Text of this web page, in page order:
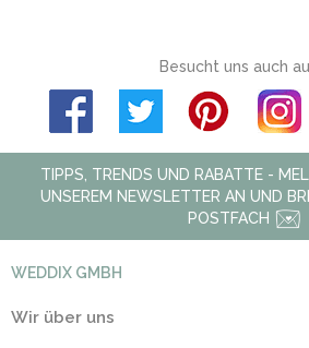
Besucht uns auch auf
TIPPS, TRENDS UND RABATTE -
UNSEREM NEWSLETTER AN UND
POSTFACH
WEDDIX GMBH
Wir über uns